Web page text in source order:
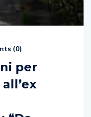
(0)
per